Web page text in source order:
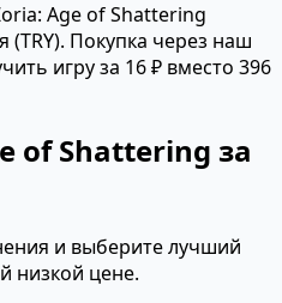
Age of Shattering
(TRY). Покупка через наш
игру за 16 ₽ вместо 396
of Shattering за
и выберите лучший
низкой цене.